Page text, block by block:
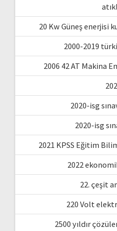
20 Kw Güneş enerjisi
2000-2019
2006 42 AT Makina
2020-isg
2020-isg
2021 KPSS Eğitim
2022
22. çeşit
220 Volt
2500 yıldır